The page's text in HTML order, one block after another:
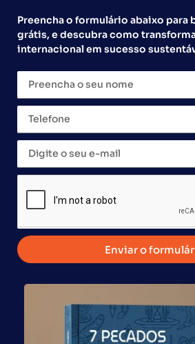
organiza a maior delegação
2026, com expectativa de
milhões em novos negócios.
Preencha o formulário abaixo para
grátis, e descubra como
internacional em sucesso
Enviar o